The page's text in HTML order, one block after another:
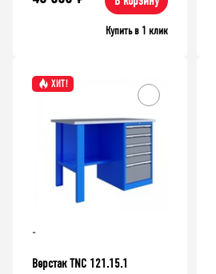
Купить в 1 клик
ХИТ!
-
Верстак TNC 121.15.1